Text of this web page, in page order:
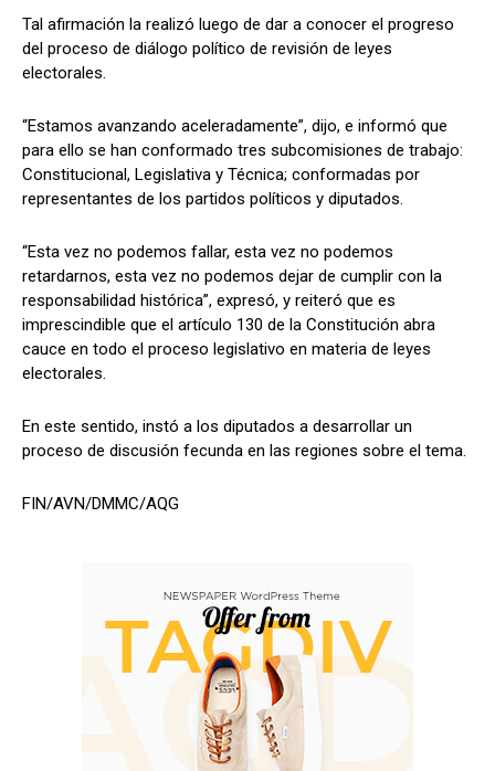
Tal afirmación la realizó luego de dar a conocer el progreso
del proceso de diálogo político de revisión de leyes
electorales.
“Estamos avanzando aceleradamente”, dijo, e informó que
para ello se han conformado tres subcomisiones de trabajo:
Constitucional, Legislativa y Técnica; conformadas por
representantes de los partidos políticos y diputados.
“Esta vez no podemos fallar, esta vez no podemos
retardarnos, esta vez no podemos dejar de cumplir con la
responsabilidad histórica”, expresó, y reiteró que es
imprescindible que el artículo 130 de la Constitución abra
cauce en todo el proceso legislativo en materia de leyes
electorales.
En este sentido, instó a los diputados a desarrollar un
proceso de discusión fecunda en las regiones sobre el tema.
FIN/AVN/DMMC/AQG